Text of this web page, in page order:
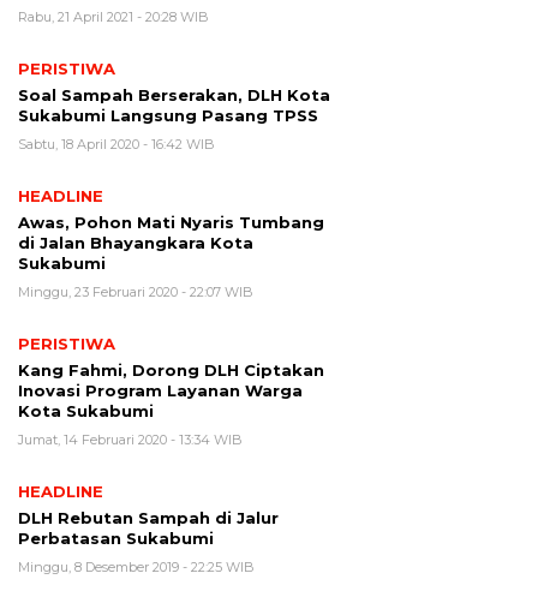
Rabu, 21 April 2021 - 20:28 WIB
PERISTIWA
Soal Sampah Berserakan, DLH Kota
Sukabumi Langsung Pasang TPSS
Sabtu, 18 April 2020 - 16:42 WIB
HEADLINE
Awas, Pohon Mati Nyaris Tumbang
di Jalan Bhayangkara Kota
Sukabumi
Minggu, 23 Februari 2020 - 22:07 WIB
PERISTIWA
Kang Fahmi, Dorong DLH Ciptakan
Inovasi Program Layanan Warga
Kota Sukabumi
Jumat, 14 Februari 2020 - 13:34 WIB
HEADLINE
DLH Rebutan Sampah di Jalur
Perbatasan Sukabumi
Minggu, 8 Desember 2019 - 22:25 WIB